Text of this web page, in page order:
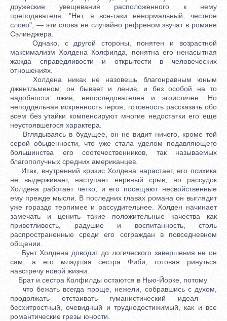
дружеские увещевания расположенного к нему
преподавателя. "Нет, я все-таки ненормальный, честное
слово", — эти слова не случайно рефреном звучат в романе
Сэлинджера.
Однако, с другой стороны, понятен и возрастной
максимализм Холдена Колфилда, понятна его ненасытная
жажда справедливости и открытости в человеческих
отношениях.
Холдена никак не назовешь благонравным юным
джентльменом; он бывает и ленив, и без особой на то
надобности лжив, непоследователен и эгоистичен. Но
неподдельная искренность героя, готовность рассказать обо
всем без утайки компенсируют многие недостатки его еще
неустоявшегося характера.
Вглядываясь в будущее, он не видит ничего, кроме той
серой обыденности, что уже стала уделом подавляющего
большинства его соотечественников, так называемых
благополучных средних американцев.
Итак, внутренний кризис Холдена нарастает, его психика
не выдерживает, наступает нервный срыв, но рассудок
Холдена работает четко, и его посещают несвойственные
ему прежде мысли. В последних главах романа он выглядит
уже гораздо терпимее и рассудительнее. Холден начинает
замечать и ценить такие положительные качества как
приветливость, радушие и воспитанность, столь
распространенные среди его сограждан в повседневном
общении.
Бунт Холдена доводит до логического завершения не он
сам, а его младшая сестра Фиби, готовая ринуться
навстречу новой жизни.
Брат и сестра Колфилды остаются в Нью-Йорке, потому
что бежать всегда проще, нежели, собравшись с духом,
продолжать отстаивать гуманистический идеал —
бесхитростный, очевидный и труднодостижимый, как и все
романтические грезы юности.